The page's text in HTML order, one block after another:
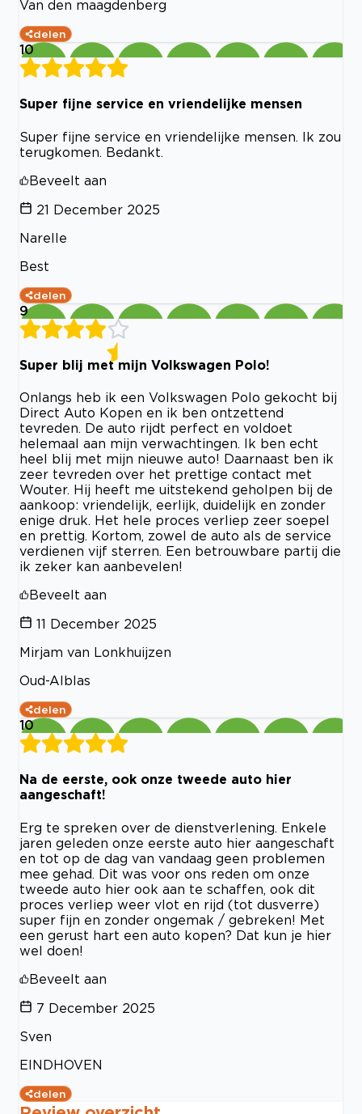
Van den maagdenberg
delen
10
Super fijne service en vriendelijke mensen
Super fijne service en vriendelijke mensen. Ik zou
terugkomen. Bedankt.
Beveelt aan
21 December 2025
Narelle
Best
delen
9
Super blij met mijn Volkswagen Polo!
Onlangs heb ik een Volkswagen Polo gekocht bij
Direct Auto Kopen en ik ben ontzettend
tevreden. De auto rijdt perfect en voldoet
helemaal aan mijn verwachtingen. Ik ben echt
heel blij met mijn nieuwe auto! Daarnaast ben ik
zeer tevreden over het prettige contact met
Wouter. Hij heeft me uitstekend geholpen bij de
aankoop: vriendelijk, eerlijk, duidelijk en zonder
enige druk. Het hele proces verliep zeer soepel
en prettig. Kortom, zowel de auto als de service
verdienen vijf sterren. Een betrouwbare partij die
ik zeker kan aanbevelen!
Beveelt aan
11 December 2025
Mirjam van Lonkhuijzen
Oud-Alblas
delen
10
Na de eerste, ook onze tweede auto hier
aangeschaft!
Erg te spreken over de dienstverlening. Enkele
jaren geleden onze eerste auto hier aangeschaft
en tot op de dag van vandaag geen problemen
mee gehad. Dit was voor ons reden om onze
tweede auto hier ook aan te schaffen, ook dit
proces verliep weer vlot en rijd (tot dusverre)
super fijn en zonder ongemak / gebreken! Met
een gerust hart een auto kopen? Dat kun je hier
wel doen!
Beveelt aan
7 December 2025
Sven
EINDHOVEN
delen